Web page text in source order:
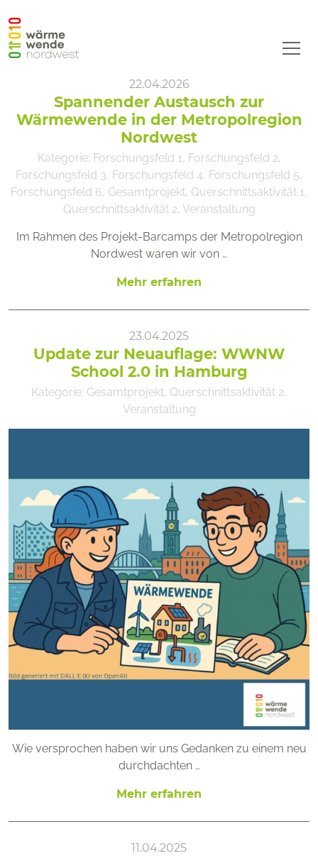
Startseite
Projekt
Forschungsfelder und Querschnittsaktivitäten
Konsortium
Aktuelles
Wärmewende-FAQ
Kontakt
Impressum
Förderkennzeichen 03SF0624
22.04.2026
Spannender Austausch zur
Wärmewende in der Metropolregion
Nordwest
Kategorie: Forschungsfeld 1, Forschungsfeld 2,
Forschungsfeld 3, Forschungsfeld 4, Forschungsfeld 5,
Forschungsfeld 6, Gesamtprojekt, Querschnittsaktivität 1,
Querschnittsaktivität 2, Veranstaltung
Im Rahmen des Projekt-Barcamps der Metropolregion
Nordwest waren wir von …
Mehr erfahren
23.04.2025
Update zur Neuauflage: WWNW
School 2.0 in Hamburg
Kategorie: Gesamtprojekt, Querschnittsaktivität 2,
Veranstaltung
Wie versprochen haben wir uns Gedanken zu einem neu
durchdachten …
Mehr erfahren
11.04.2025